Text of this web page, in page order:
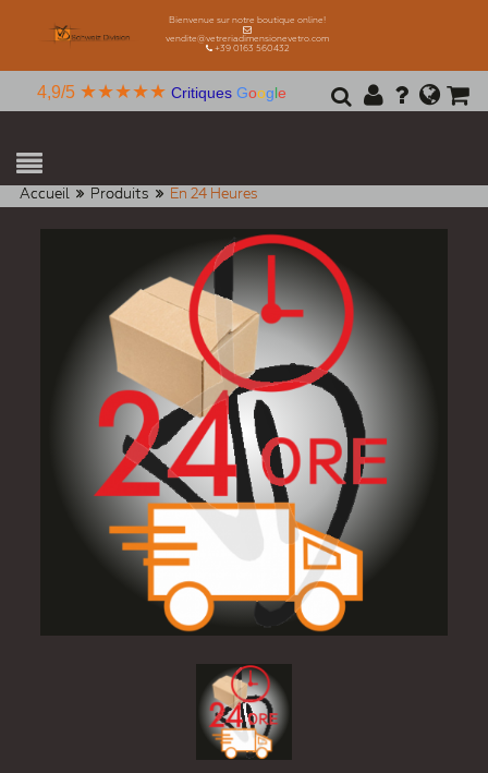
Bienvenue sur notre boutique online!
vendite@vetreriadimensionevetro.com
+39 0163 560432
4,9/5 ★★★★★ Critiques Google
Accueil Produits En 24 Heures